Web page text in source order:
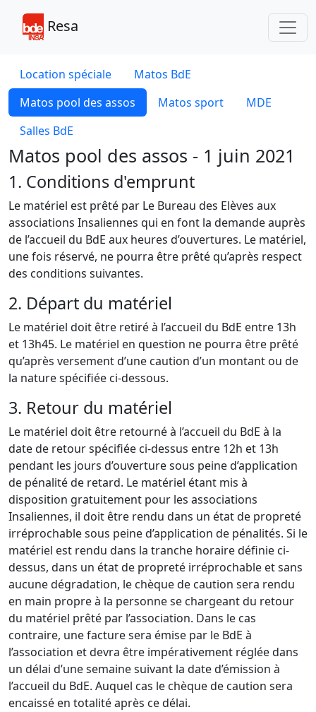
Resa
Location spéciale
Matos BdE
Matos pool des assos
Matos sport
MDE
Salles BdE
Matos pool des assos - 1 juin 2021
1. Conditions d'emprunt
Le matériel est prêté par Le Bureau des Elèves aux
associations Insaliennes qui en font la demande auprès
de l’accueil du BdE aux heures d’ouvertures. Le matériel,
une fois réservé, ne pourra être prêté qu’après respect
des conditions suivantes.
2. Départ du matériel
Le matériel doit être retiré à l’accueil du BdE entre 13h
et 13h45. Le matériel en question ne pourra être prêté
qu’après versement d’une caution d’un montant ou de
la nature spécifiée ci-dessous.
3. Retour du matériel
Le matériel doit être retourné à l’accueil du BdE à la
date de retour spécifiée ci-dessus entre 12h et 13h
pendant les jours d’ouverture sous peine d’application
de pénalité de retard. Le matériel étant mis à
disposition gratuitement pour les associations
Insaliennes, il doit être rendu dans un état de propreté
irréprochable sous peine d’application de pénalités. Si le
matériel est rendu dans la tranche horaire définie ci-
dessus, dans un état de propreté irréprochable et sans
aucune dégradation, le chèque de caution sera rendu
en main propre à la personne se chargeant du retour
du matériel prêté par l’association. Dans le cas
contraire, une facture sera émise par le BdE à
l’association et devra être impérativement réglée dans
un délai d’une semaine suivant la date d’émission à
l’accueil du BdE. Auquel cas le chèque de caution sera
encaissé en totalité après ce délai.